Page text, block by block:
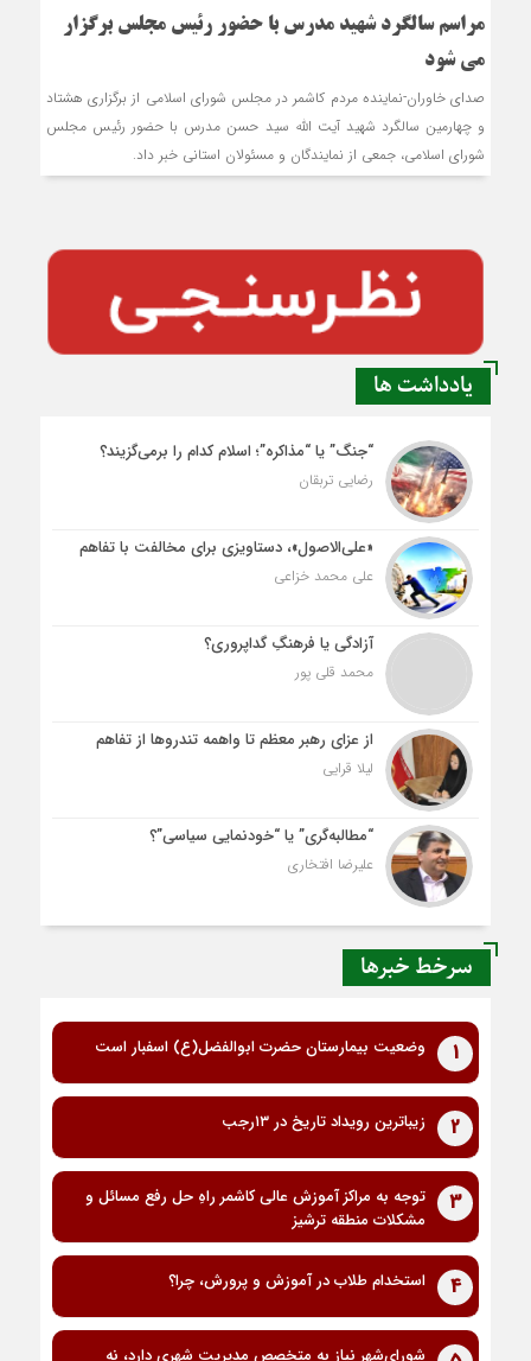
مراسم سالگرد شهید مدرس با حضور رئیس مجلس برگزار
می شود
صدای خاوران-نماینده مردم کاشمر در مجلس شورای اسلامی از برگزاری هشتاد
و چهارمین سالگرد شهید آیت الله سید حسن مدرس با حضور رئیس مجلس
شورای اسلامی، جمعی از نمایندگان و مسئولان استانی خبر داد.
یادداشت ها
“جنگ” یا “مذاکره”؛ اسلام کدام را برمی‌گزیند؟
رضایی تربقان
«علی‌الاصول»، دستاویزی برای مخالفت با تفاهم
علی محمد خزاعی
آزادگی یا فرهنگِ گداپروری؟
محمد قلی پور
از عزای رهبر معظم تا واهمه تندروها از تفاهم
لیلا قرایی
“مطالبه‌گری” یا “خودنمایی سیاسی”؟
علیرضا افتخاری
سرخط خبرها
1 وضعیت بیمارستان حضرت ابوالفضل(ع) اسفبار است
2 زیباترین رویداد تاریخ در ۱۳رجب
3
توجه به مراکز آموزش عالی کاشمر راهِ حل رفع مسائل و
مشکلات منطقه ترشیز
4 استخدام طلاب در آموزش و پرورش، چرا؟
شورای‌شهر نیاز به متخصص مدیریت شهری دارد، نه